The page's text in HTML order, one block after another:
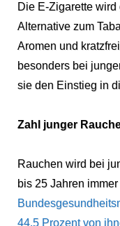
Die E-Zigarette
Alternative zum
Aromen und
besonders bei
sie den Einstieg in
Zahl junger
Rauchen wird bei
bis 25 Jahren
44,5 Prozent von